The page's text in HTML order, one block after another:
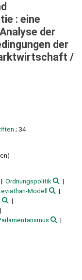
: eine
der
der
/
; 34
Ordnungspolitik
Modell